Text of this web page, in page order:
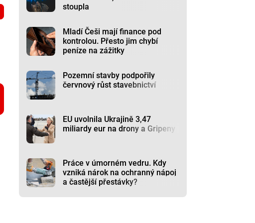
stoupla
Mladí Češi mají finance pod
kontrolou. Přesto jim chybí
peníze na zážitky
Pozemní stavby podpořily
červnový růst stavebnictví
EU uvolnila Ukrajině 3,47
miliardy eur na drony a Gripeny
Práce v úmorném vedru. Kdy
vzniká nárok na ochranný nápoj
a častější přestávky?